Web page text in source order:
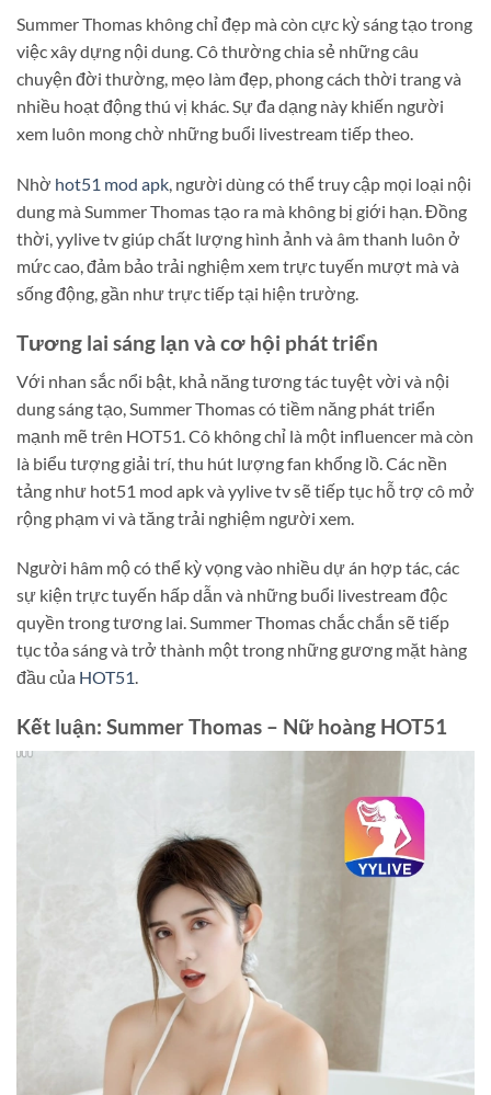
Summer Thomas không chỉ đẹp mà còn cực kỳ sáng tạo trong
việc xây dựng nội dung. Cô thường chia sẻ những câu
chuyện đời thường, mẹo làm đẹp, phong cách thời trang và
nhiều hoạt động thú vị khác. Sự đa dạng này khiến người
xem luôn mong chờ những buổi livestream tiếp theo.
Nhờ hot51 mod apk, người dùng có thể truy cập mọi loại nội
dung mà Summer Thomas tạo ra mà không bị giới hạn. Đồng
thời, yylive tv giúp chất lượng hình ảnh và âm thanh luôn ở
mức cao, đảm bảo trải nghiệm xem trực tuyến mượt mà và
sống động, gần như trực tiếp tại hiện trường.
Tương lai sáng lạn và cơ hội phát triển
Với nhan sắc nổi bật, khả năng tương tác tuyệt vời và nội
dung sáng tạo, Summer Thomas có tiềm năng phát triển
mạnh mẽ trên HOT51. Cô không chỉ là một influencer mà còn
là biểu tượng giải trí, thu hút lượng fan khổng lồ. Các nền
tảng như hot51 mod apk và yylive tv sẽ tiếp tục hỗ trợ cô mở
rộng phạm vi và tăng trải nghiệm người xem.
Người hâm mộ có thể kỳ vọng vào nhiều dự án hợp tác, các
sự kiện trực tuyến hấp dẫn và những buổi livestream độc
quyền trong tương lai. Summer Thomas chắc chắn sẽ tiếp
tục tỏa sáng và trở thành một trong những gương mặt hàng
đầu của HOT51.
Kết luận: Summer Thomas – Nữ hoàng HOT51